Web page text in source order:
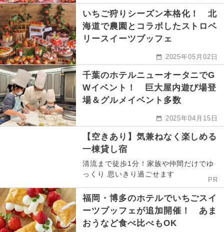
いちご狩りシーズン本格化！ 北
海道で農園とコラボしたストロベ
リースイーツブッフェ
2025年05月02日
千葉のホテルニューオータニでG
Wイベント！ 巨大屋内遊び場登
場＆グルメイベント多数
2025年04月15日
【空きあり】気兼ねなく楽しめる
一棟貸し宿
清流まで徒歩1分！家族や仲間だけでゆ
っくり 思いきり過ごせます
PR
福岡・博多のホテルでいちごスイ
ーツブッフェが追加開催！ あま
おうなど食べ比べもOK